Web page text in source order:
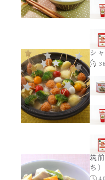
シャンタン鍋
BBQ/キャンプ
炊飯器
ホットプレート
レンジ調理
聖護院かぶらのもみ
ハコネーゼ 完熟トマ
ハコネーゼ 海老クリ
ハコネーゼ ボロネー
ハコネーゼ カルボナ
シ
筑
ち）